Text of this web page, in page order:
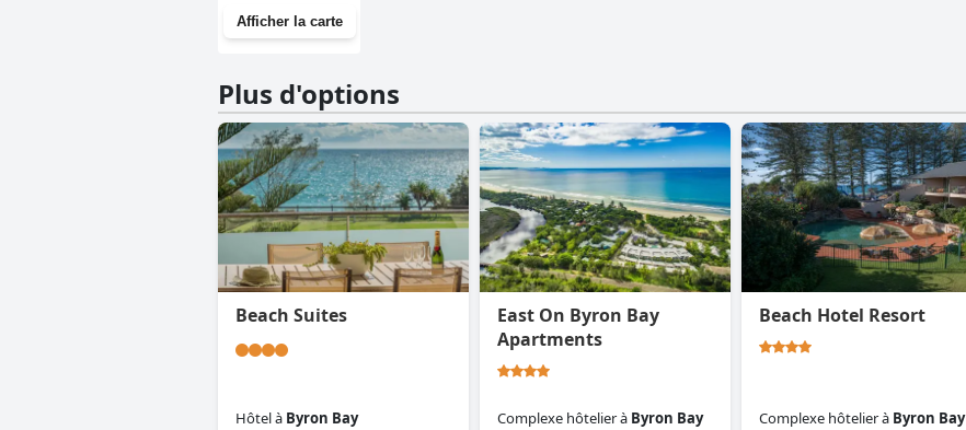
Afficher la carte
Plus d'options
Beach Suites
Hôtelà Byron Bay
East On Byron Bay
Apartments
Complexe hôtelierà Byron Bay
Beach Hotel Resort
Complexe hôtelierà Byron Bay